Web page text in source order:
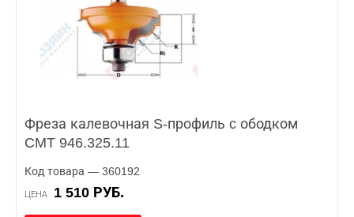
Фреза калевочная S-профиль c ободком
CMT 946.325.11
Код товара — 360192
ЦЕНА 1 510 РУБ.